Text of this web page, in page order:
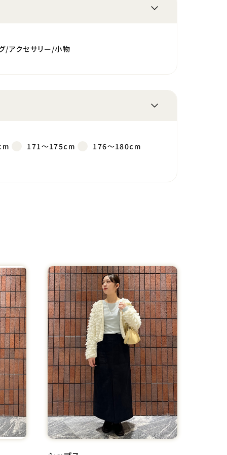
/アクセサリー/小物
171～175cm 176～180cm